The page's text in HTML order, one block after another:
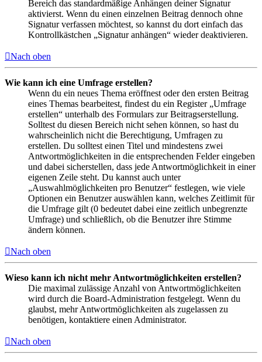
Bereich das standardmäßige Anhängen deiner Signatur
aktivierst. Wenn du einen einzelnen Beitrag dennoch ohne
Signatur verfassen möchtest, so kannst du dort einfach das
Kontrollkästchen „Signatur anhängen“ wieder deaktivieren.
Nach oben
Wie kann ich eine Umfrage erstellen?
Wenn du ein neues Thema eröffnest oder den ersten Beitrag
eines Themas bearbeitest, findest du ein Register „Umfrage
erstellen“ unterhalb des Formulars zur Beitragserstellung.
Solltest du diesen Bereich nicht sehen können, so hast du
wahrscheinlich nicht die Berechtigung, Umfragen zu
erstellen. Du solltest einen Titel und mindestens zwei
Antwortmöglichkeiten in die entsprechenden Felder eingeben
und dabei sicherstellen, dass jede Antwortmöglichkeit in einer
eigenen Zeile steht. Du kannst auch unter
„Auswahlmöglichkeiten pro Benutzer“ festlegen, wie viele
Optionen ein Benutzer auswählen kann, welches Zeitlimit für
die Umfrage gilt (0 bedeutet dabei eine zeitlich unbegrenzte
Umfrage) und schließlich, ob die Benutzer ihre Stimme
ändern können.
Nach oben
Wieso kann ich nicht mehr Antwortmöglichkeiten erstellen?
Die maximal zulässige Anzahl von Antwortmöglichkeiten
wird durch die Board-Administration festgelegt. Wenn du
glaubst, mehr Antwortmöglichkeiten als zugelassen zu
benötigen, kontaktiere einen Administrator.
Nach oben